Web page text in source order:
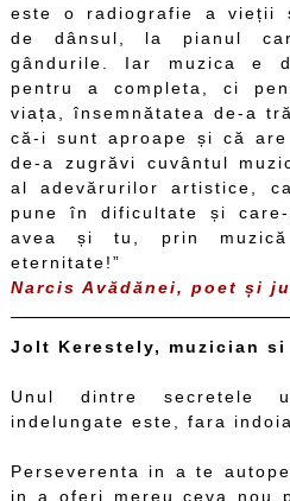
este o radiografie a vieții
de dânsul, la pianul
gândurile. Iar muzica e
pentru a completa, ci
viața, însemnătatea de-a
că-i sunt aproape și că
de-a zugrăvi cuvântul
al adevărurilor artistice,
pune în dificultate și
avea și tu, prin
eternitate!”
Narcis Avădănei, poet și
Jolt Kerestely, muzician si
Unul dintre secretele
indelungate este, fara
Perseverenta in a te
in a oferi mereu ceva nou